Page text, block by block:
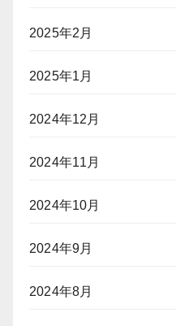
2025年2月
2025年1月
2024年12月
2024年11月
2024年10月
2024年9月
2024年8月